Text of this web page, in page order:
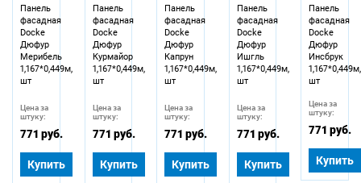
Панель
фасадная
Docke
Дюфур
Мерибель
1,167*0,449м,
шт
Цена за
штуку:
771 руб.
Купить
Панель
фасадная
Docke
Дюфур
Курмайор
1,167*0,449м,
шт
Цена за
штуку:
771 руб.
Купить
Панель
фасадная
Docke
Дюфур
Капрун
1,167*0,449м,
шт
Цена за
штуку:
771 руб.
Купить
Панель
фасадная
Docke
Дюфур
Ишгль
1,167*0,449м,
шт
Цена за
штуку:
771 руб.
Купить
Панель
фасадная
Docke
Дюфур
Инсбрук
1,167*0,449м,
шт
Цена за
штуку:
771 руб.
Купить